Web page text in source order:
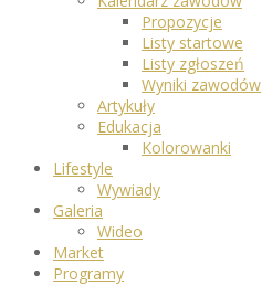
Propozycje
Listy startowe
Listy zgłoszeń
Wyniki zawodów
Artykuły
Edukacja
Kolorowanki
Lifestyle
Wywiady
Galeria
Wideo
Market
Programy